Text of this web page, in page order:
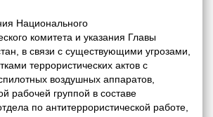
Национального
комитета и указания Главы
в связи с существующими угрозами,
террористических актов с
воздушных аппаратов,
рабочей группой в составе
по антитеррористической работе,